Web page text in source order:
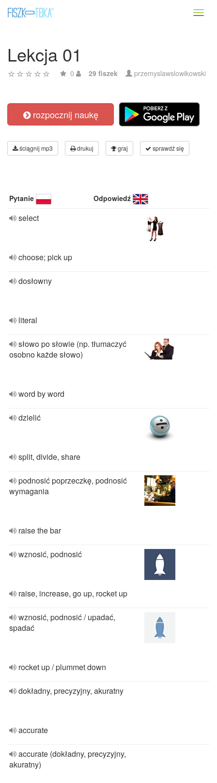
Lekcja 01
0 29 fiszek przemyslawslowikowski
rozpocznij naukę
ściągnij mp3 drukuj graj sprawdź się
Pytanie Odpowiedź
select
choose; pick up
dosłowny
literal
słowo po słowie (np. tłumaczyć
osobno każde słowo)
word by word
dzielić
split, divide, share
podnosić poprzeczkę, podnosić
wymagania
raise the bar
wznosić, podnosić
raise, increase, go up, rocket up
wznosić, podnosić / upadać,
spadać
rocket up / plummet down
dokładny, precyzyjny, akuratny
accurate
accurate (dokładny, precyzyjny,
akuratny)